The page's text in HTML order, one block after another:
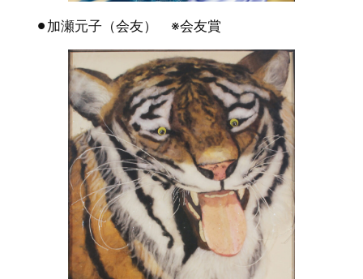
⚫︎加瀬元子（会友） ※会友賞